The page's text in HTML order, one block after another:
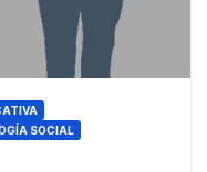
SOCIAL